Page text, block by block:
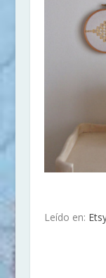
Leído en: